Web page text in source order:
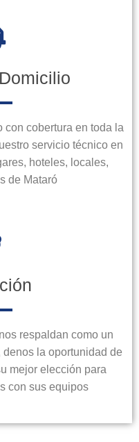
cobertura en toda la
servicio técnico en
hoteles, locales,
de Mataró
respaldan como un
la oportunidad de
mejor elección para
con sus equipos